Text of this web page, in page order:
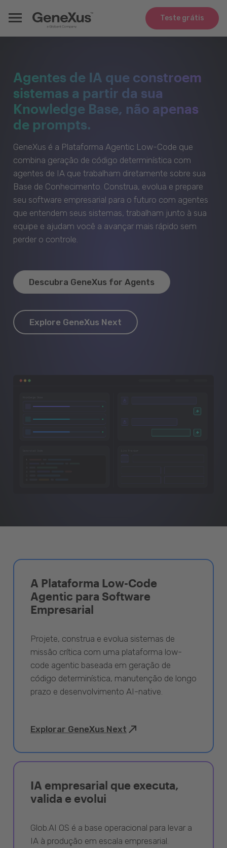
Teste grátis
Agentes de IA que constroem
sistemas a partir da sua
Knowledge Base, não apenas
de prompts.
GeneXus é a Plataforma Agentic Low-Code que
combina geração de código determinística com
agentes de IA que trabalham diretamente sobre sua
Base de Conhecimento. Construa, evolua e prepare
seu software empresarial para o futuro com agentes
que entendem seus sistemas, trabalham junto à sua
equipe e ajudam você a avançar mais rápido sem
perder o controle.
Descubra GeneXus for Agents
Explore GeneXus Next
A Plataforma Low-Code
Agentic para Software
Empresarial
Projete, construa e evolua sistemas de
missão crítica com uma plataforma low-
code agentic baseada em geração de
código determinística, manutenção de longo
prazo e desenvolvimento AI-native.
Explorar GeneXus Next
IA empresarial que executa,
valida e evolui
Glob.AI OS é a base operacional para levar a
IA à produção em escala empresarial.